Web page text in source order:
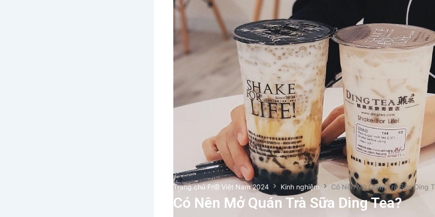
Trang chủ FnB Việt Nam 2024 Kinh nghiệm Có Nên Mở Quán Trà Sữa Ding
Có Nên Mở Quán Trà Sữa Ding Tea?